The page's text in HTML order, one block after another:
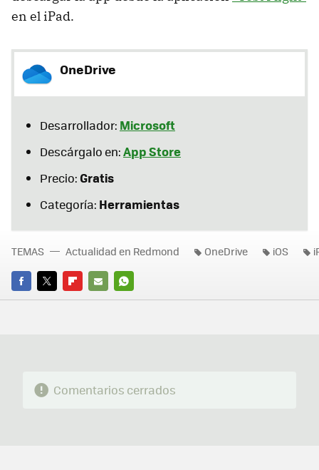
en el iPad.
OneDrive
Desarrollador: Microsoft
Descárgalo en:App Store
Precio:Gratis
Categoría: Herramientas
FACEBOOK
TWITTERFLIPBOARD
E-
WHATSAPP
TEMAS Actualidad en Redmond OneDrive iOS
Comentarios cerrados